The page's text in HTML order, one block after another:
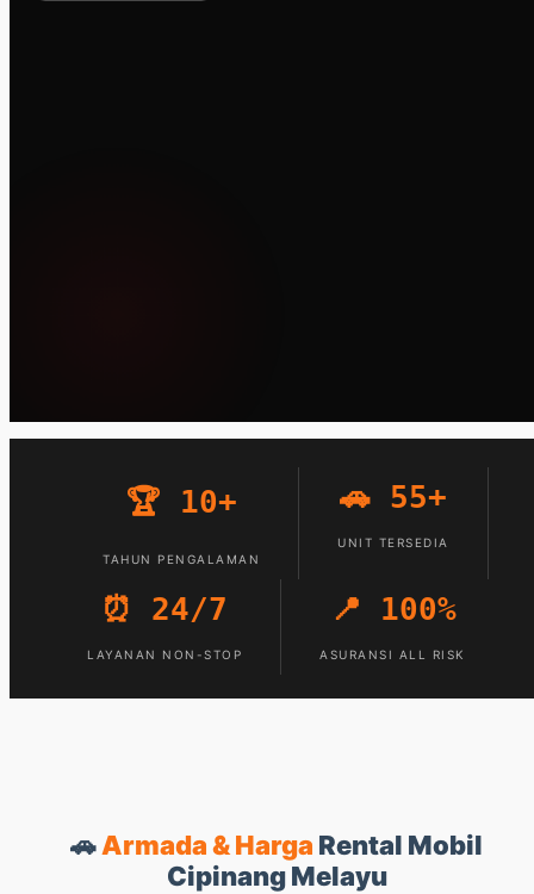
🏆 10+
TAHUN PENGALAMAN
🚗 55+
UNIT TERSEDIA
⏰ 24/7
LAYANAN NON-STOP
📍 100%
ASURANSI ALL RISK
🚗Armada & Harga Rental Mobil
Cipinang Melayu